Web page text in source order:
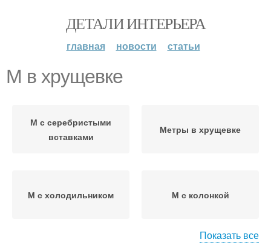
ДЕТАЛИ ИНТЕРЬЕРА
главная новости статьи
М в хрущевке
М с серебристыми
вставками
Метры в хрущевке
М с холодильником М с колонкой
Показать все